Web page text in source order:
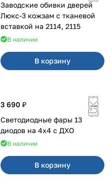
Заводские обивки дверей
Люкс-3 кожзам с тканевой
вставкой на 2114, 2115
В наличии
В корзину
3 690 ₽
Светодиодные фары 13
диодов на 4x4 с ДХО
В наличии
В корзину